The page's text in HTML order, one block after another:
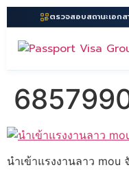
ตรวจสอบสถานะเอกส
Home
เกี่ยวกับเรา
บริการ
นำเข้าแรงงานลาว mou